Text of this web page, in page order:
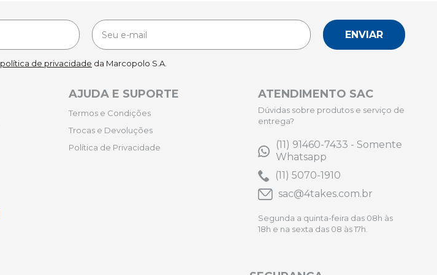
política de privacidade da Marcopolo S.A.
ENVIAR
AJUDA E SUPORTE
Termos e Condições
Trocas e Devoluções
Política de Privacidade
ATENDIMENTO SAC
Dúvidas sobre produtos e serviço de
entrega?
(11) 91460-7433 - Somente
Whatsapp
(11) 5070-1910
sac@4takes.com.br
Segunda a quinta-feira das 08h às
18h e na sexta das 08 às 17h.